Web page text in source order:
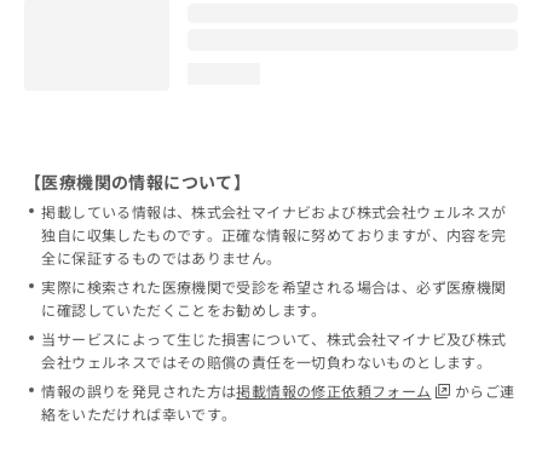
【医療機関の情報について】
掲載している情報は、株式会社マイナビおよび株式会社ウェルネスが
独自に収集したものです。正確な情報に努めておりますが、内容を完
全に保証するものではありません。
実際に検索された医療機関で受診を希望される場合は、必ず医療機関
に確認していただくことをお勧めします。
当サービスによって生じた損害について、株式会社マイナビ及び株式
会社ウェルネスではその賠償の責任を一切負わないものとします。
情報の誤りを発見された方は掲載情報の修正依頼フォーム
からご連
絡をいただければ幸いです。